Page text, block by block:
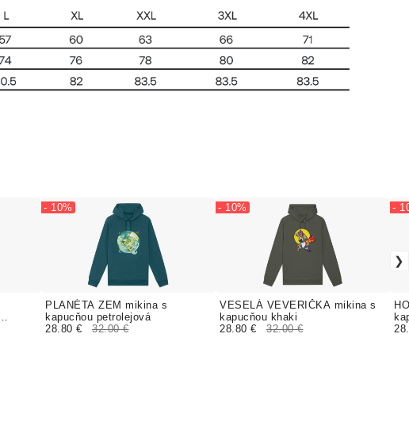
PLANÉTA ZEM mikina s
kapucňou petrolejová
- 10%
28.80 € 32.00 €
VESELÁ VEVERIČKA mikina s
kapucňou khaki
- 10%
28.80 € 32.00 €
-